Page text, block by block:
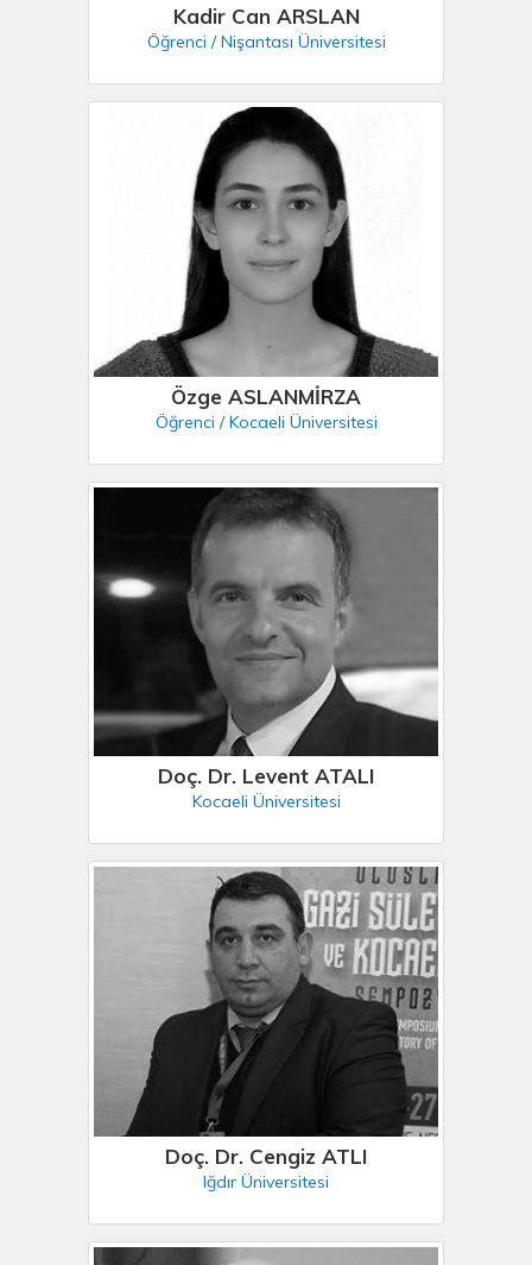
Kadir Can ARSLAN
Öğrenci / Nişantası Üniversitesi
Özge ASLANMİRZA
Öğrenci / Kocaeli Üniversitesi
Doç. Dr. Levent ATALI
Kocaeli Üniversitesi
Doç. Dr. Cengiz ATLI
Iğdır Üniversitesi